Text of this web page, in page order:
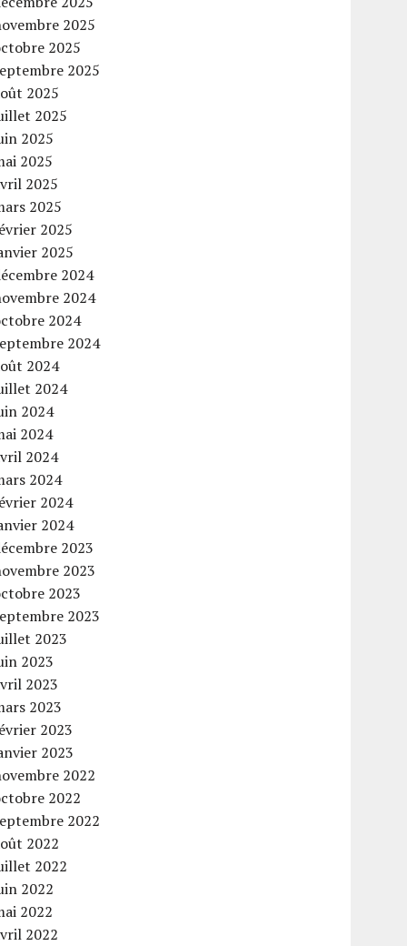
2025
2025
2025
2025
2025
2025
2025
2025
2025
2025
2025
2024
2024
2024
2024
2024
2024
2024
2024
2024
2024
2024
2024
2023
2023
2023
2023
2023
2023
2023
2023
2023
2023
2022
2022
2022
2022
2022
2022
2022
2022